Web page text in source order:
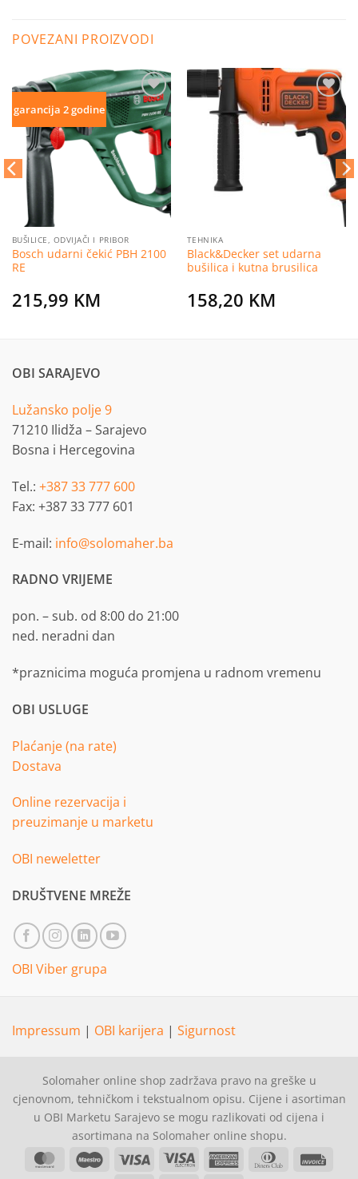
POVEZANI PROIZVODI
garancija 2 godine
Dodaj
na
listu
želja
BUŠILICE, ODVIJAČI I PRIBOR
Bosch udarni čekić PBH 2100
RE
215,99 KM
Dodaj
na
listu
želja
TEHNIKA
Black&Decker set udarna
bušilica i kutna brusilica
158,20 KM
OBI SARAJEVO
Lužansko polje 9
71210 Ilidža – Sarajevo
Bosna i Hercegovina
Tel.: +387 33 777 600
Fax: +387 33 777 601
E-mail: info@solomaher.ba
RADNO VRIJEME
pon. – sub. od 8:00 do 21:00
ned. neradni dan
*praznicima moguća promjena u radnom vremenu
OBI USLUGE
Plaćanje (na rate)
Dostava
Online rezervacija i
preuzimanje u marketu
OBI neweletter
DRUŠTVENE MREŽE
OBI Viber grupa
Impressum | OBI karijera | Sigurnost
Solomaher online shop zadržava pravo na greške u
cjenovnom, tehničkom i tekstualnom opisu. Cijene i asortiman
u OBI Marketu Sarajevo se mogu razlikovati od cijena i
asortimana na Solomaher online shopu.
MasterCardMaestroVisa
Visa
American Dinners